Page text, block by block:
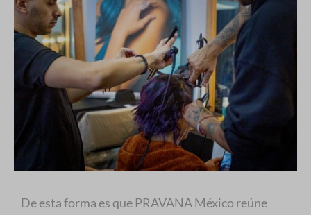
De esta forma es que PRAVANA México reúne